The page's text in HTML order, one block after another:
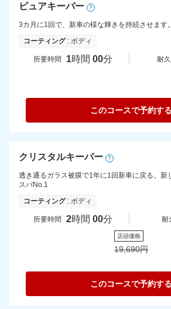
ピュアキーパー ?
3カ月に1回で、新車の様な輝きを持続させます。
コーティング: ボディ
所要時間 1時間 00分 耐
このコースで予約する
クリスタルキーパー ?
透き通るガラス被膜で1年に1回新車に戻る。新
スパNo.1
コーティング: ボディ
所要時間 2時間 00分 耐
店頭価格
19,690円
このコースで予約する